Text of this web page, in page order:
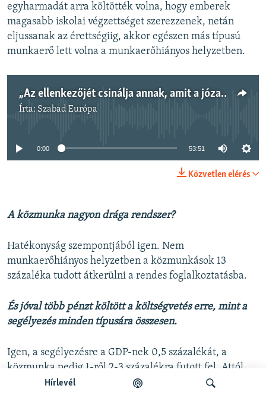
Hírlevél
egyharmadát arra költötték volna, hogy emberek
magasabb iskolai végzettséget szerezzenek, netán
eljussanak az érettségiig, akkor egészen más típusú
munkaerő lett volna a munkaerőhiányos helyzetben.
„Az ellenkezőjét csinálja annak, amit a józan ész tanácsolna” – Csaba László közgazdász a gazdaságról - Élet a NER-ben 4. rész
Írta: Szabad Európa
Jelenleg nincs elérhető tartalom
0:00 53:51
Közvetlen elérés
A közmunka nagyon drága rendszer?
Hatékonyság szempontjából igen. Nem
munkaerőhiányos helyzetben a közmunkások 13
százaléka tudott átkerülni a rendes foglalkoztatásba.
És jóval több pénzt költött a költségvetés erre, mint a
segélyezés minden típusára összesen.
Igen, a segélyezésre a GDP-nek 0,5 százalékát, a
közmunka pedig 1-ről 2-3 százalékra futott fel. Attól
függ, hogy mit számolunk bele, mert EU-s programok